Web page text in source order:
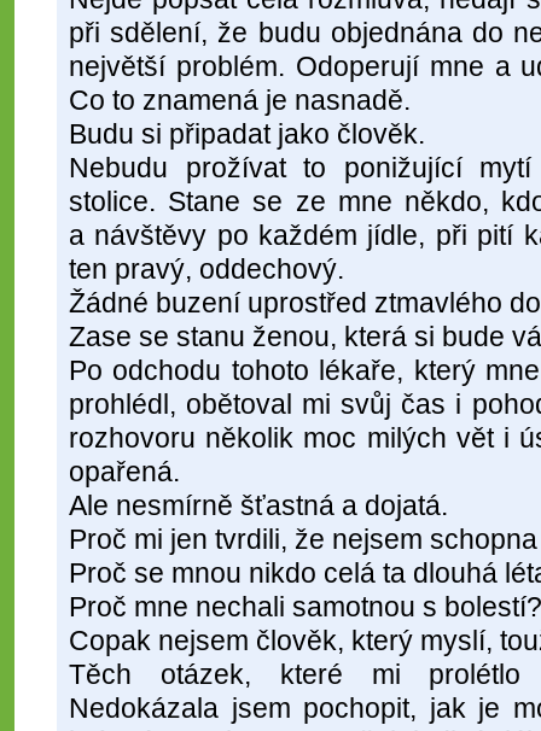
při sdělení, že budu objednána do
největší problém. Odoperují mne a
Co to znamená je nasnadě.
Budu si připadat jako člověk.
Nebudu prožívat to ponižující
stolice. Stane se ze mne někdo,
a návštěvy po každém jídle, při pití
ten pravý, oddechový.
Žádné buzení uprostřed ztmavlého
Zase se stanu ženou, která si bude
Po odchodu tohoto lékaře, který
prohlédl, obětoval mi svůj čas i
rozhovoru několik moc milých vět i
opařená.
Ale nesmírně šťastná a dojatá.
Proč mi jen tvrdili, že nejsem
Proč se mnou nikdo celá ta dlouhá
Proč mne nechali samotnou s bolestí?
Copak nejsem člověk, který myslí,
Těch otázek, které mi prolétlo
Nedokázala jsem pochopit, jak je